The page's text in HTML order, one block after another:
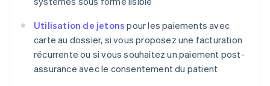
Utilisation de jetons pour les paiements avec
carte au dossier, si vous proposez une facturation
récurrente ou si vous souhaitez un paiement post-
assurance avec le consentement du patient